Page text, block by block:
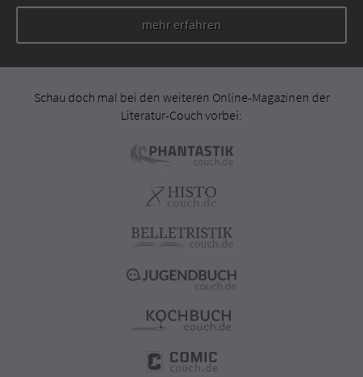
mehr erfahren
Schau doch mal bei den weiteren Online-Magazinen der
Literatur-Couch vorbei: